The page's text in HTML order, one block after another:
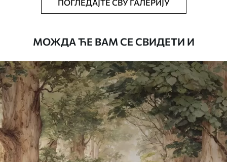
сунђером. Позадине са завршном
водом.
Доступни материјали
Стандард
4472 .422683.45RSD/m²
ПОГЛЕДАЈТЕ СВУ ГАЛЕРИЈУ
МОЖДА ЋЕ ВАМ СЕ СВИДЕТИ И